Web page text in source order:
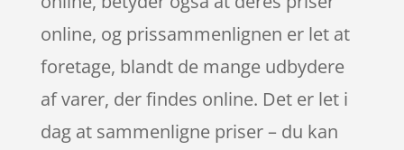
online, og prissammenlignen er let at
foretage, blandt de mange udbydere
af varer, der findes online. Det er let i
dag at sammenligne priser – du kan